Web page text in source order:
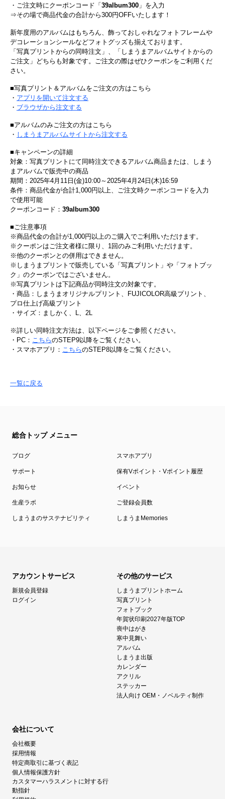
・ご注文時にクーポンコード「 39album300 」を入力
⇒その場で商品代金の合計から300円OFFいたします！
新年度用のアルバムはもちろん、飾っておしゃれなフォトフレームや
デコレーションシールなどフォトグッズも揃えております。
「写真プリントからの同時注文」、「しまうまアルバムサイトからの
ご注文」どちらも対象です。ご注文の際はぜひクーポンをご利用くだ
さい。
■写真プリント＆アルバムをご注文の方はこちら
・ アプリを開いて注文する
・ ブラウザから注文する
■アルバムのみご注文の方はこちら
・ しまうまアルバムサイトから注文する
■キャンペーンの詳細
対象：写真プリントにて同時注文できるアルバム商品または、しまう
まアルバムで販売中の商品
期間：2025年4月11日(金)10:00～2025年4月24日(木)16:59
条件：商品代金が合計1,000円以上、ご注文時クーポンコードを入力
で使用可能
クーポンコード： 39album300
■ご注意事項
※商品代金の合計が1,000円以上のご購入でご利用いただけます。
※クーポンはご注文者様に限り、1回のみご利用いただけます。
※他のクーポンとの併用はできません。
※しまうまプリントで販売している「写真プリント」や「フォトブッ
ク」のクーポンではございません。
※写真プリントは下記商品が同時注文の対象です。
・商品：しまうまオリジナルプリント、FUJICOLOR高級プリント、
プロ仕上げ高級プリント
・サイズ：ましかく、L、2L
※詳しい同時注文方法は、以下ページをご参照ください。
・PC： こちらのSTEP9以降をご覧ください。
・スマホアプリ： こちらのSTEP8以降をご覧ください。
一覧に戻る
総合トップ メニュー
ブログ スマホアプリ
サポート 保有Vポイント・Vポイント履歴
お知らせ イベント
生産ラボ ご登録会員数
しまうまのサステナビリティ しまうまMemories
アカウントサービス
新規会員登録
ログイン
その他のサービス
しまうまプリントホーム
写真プリント
フォトブック
年賀状印刷2027年版TOP
喪中はがき
寒中見舞い
アルバム
しまうま出版
カレンダー
アクリル
ステッカー
法人向け OEM・ノベルティ制作
会社について
会社概要
採用情報
特定商取引に基づく表記
個人情報保護方針
カスタマーハラスメントに対する行
動指針